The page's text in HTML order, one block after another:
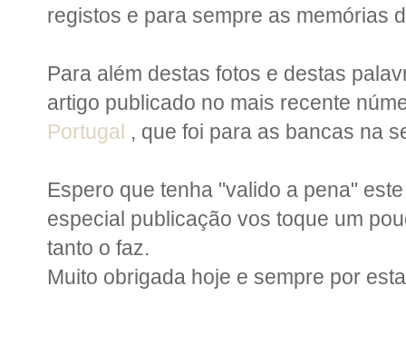
registos e para sempre as memórias
Para além destas fotos e destas
artigo publicado no mais recente
Portugal , que foi para as bancas na
Espero que tenha "valido a pena"
especial publicação vos toque um
tanto o faz.
Muito obrigada hoje e sempre por